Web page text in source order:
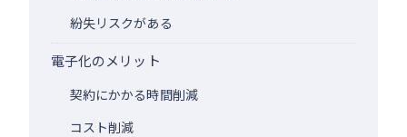
紛失リスクがある
電子化のメリット
契約にかかる時間削減
コスト削減